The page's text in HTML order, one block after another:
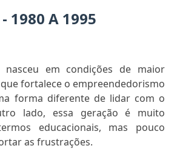
- 1980 A 1995
nasceu em condições de maior
fortalece o empreendedorismo
forma diferente de lidar com o
lado, essa geração é muito
educacionais, mas pouco
as frustrações.